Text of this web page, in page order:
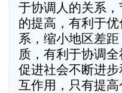
于协调人的关系
的提高，有利于
系，缩小地区差
质，有利于协调
促进社会不断进
互作用，只有提